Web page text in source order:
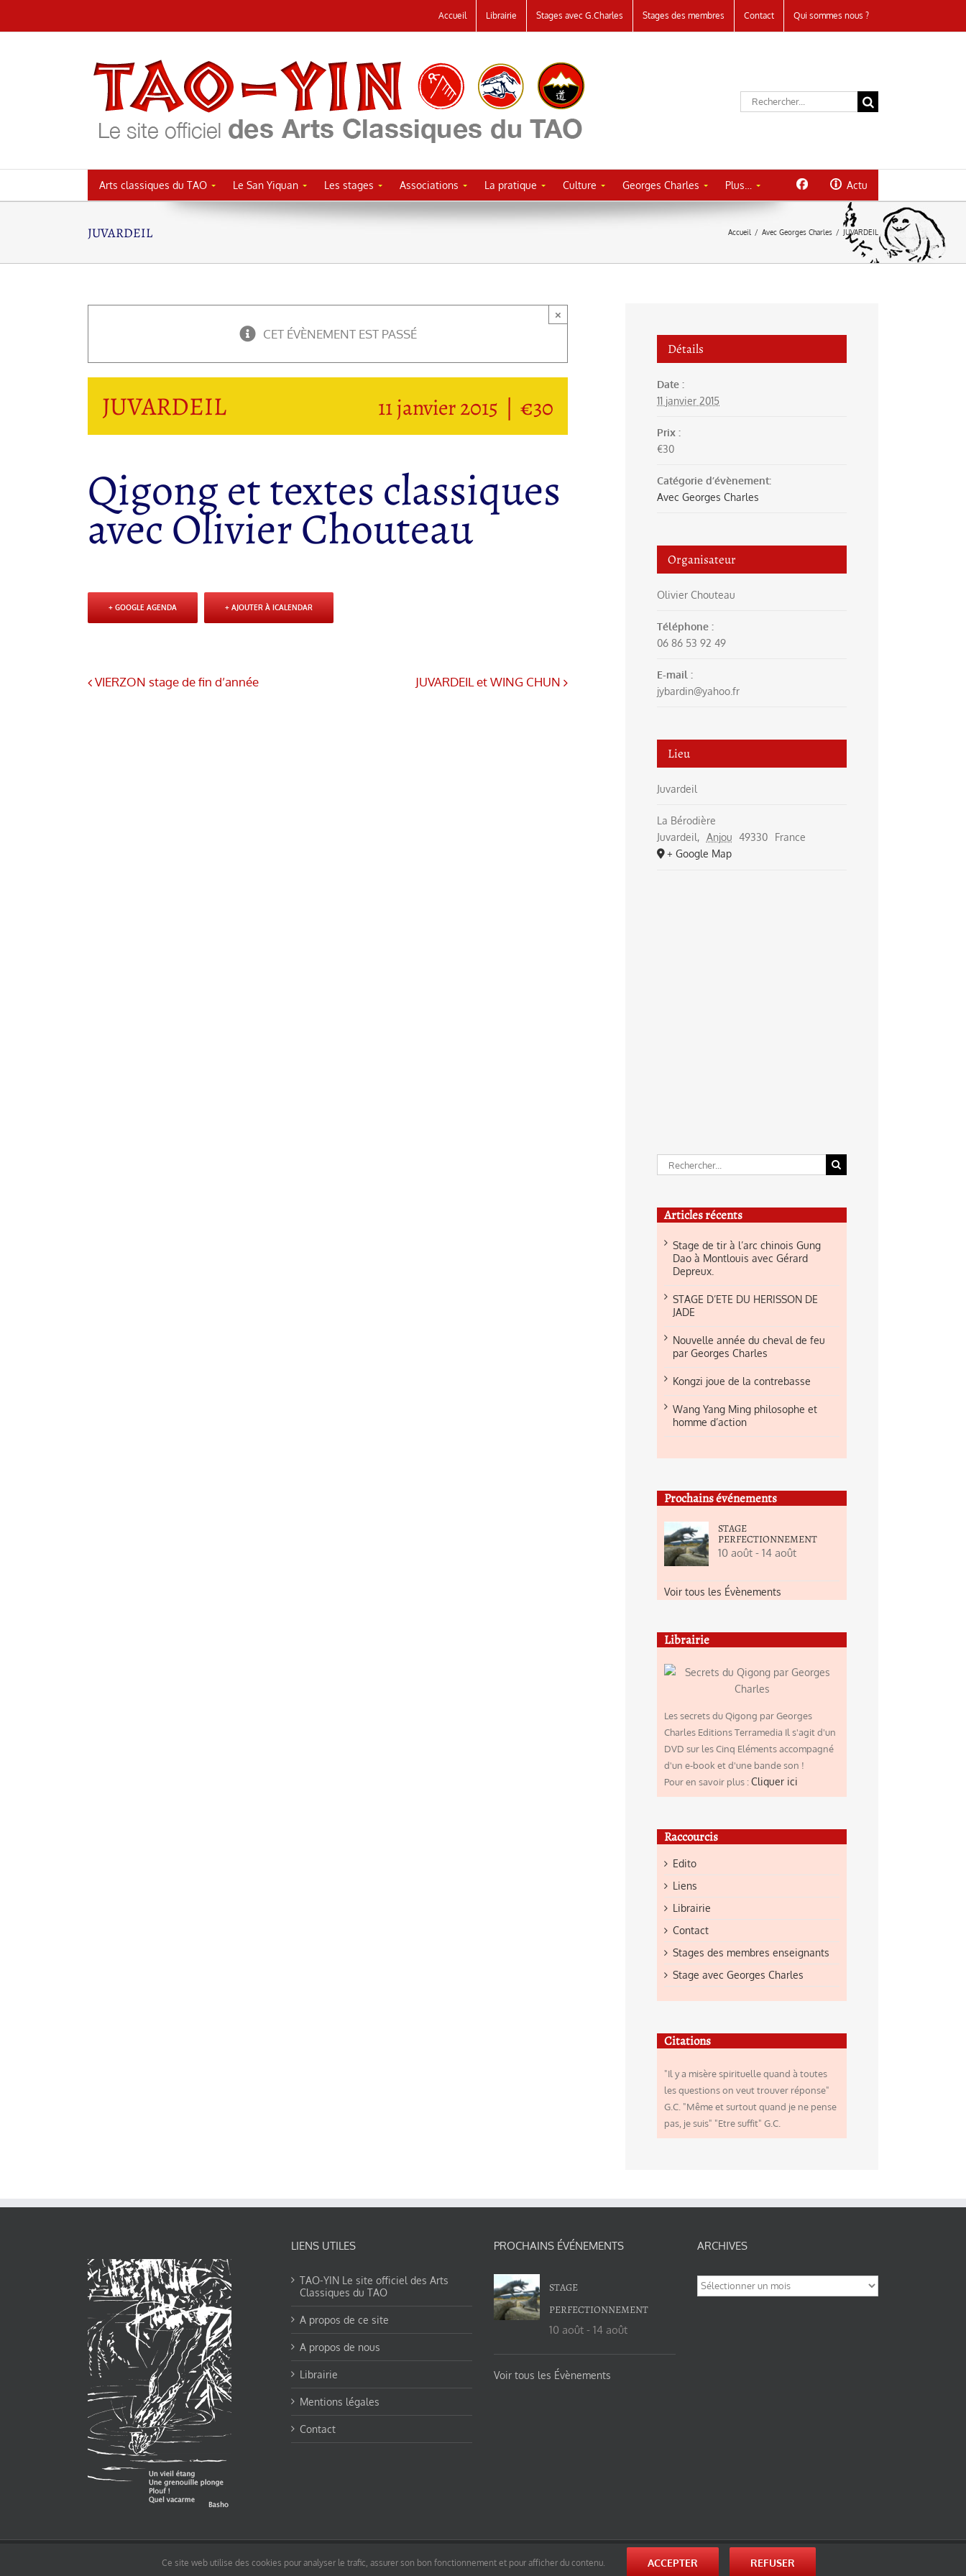
au
Accueil Librairie Stages avec G.Charles Stages des membres Contact Qui sommes nous ?
Rechercher:
Arts classiques du TAO Le San Yiquan Les stages Associations La pratique Culture Georges Charles Plus… Actu
JUVARDEIL Accueil / Avec Georges Charles / JUVARDEIL
CET ÉVÈNEMENT EST PASSÉ
×
JUVARDEIL 11 janvier 2015 | €30
Qigong et textes classiques
avec Olivier Chouteau
+ GOOGLE AGENDA + AJOUTER À ICALENDAR
VIERZON stage de fin d’année JUVARDEIL et WING CHUN
Détails
Date :
11 janvier 2015
Prix :
€30
Catégorie d’évènement:
Avec Georges Charles
Organisateur
Olivier Chouteau
Téléphone :
06 86 53 92 49
E-mail :
jybardin@yahoo.fr
Lieu
Juvardeil
La Bérodière
Juvardeil, Anjou 49330
France
+ Google Map
Rechercher:
Articles récents
Stage de tir à l’arc chinois Gung
Dao à Montlouis avec Gérard
Depreux.
STAGE D’ETE DU HERISSON DE
JADE
Nouvelle année du cheval de feu
par Georges Charles
Kongzi joue de la contrebasse
Wang Yang Ming philosophe et
homme d’action
Prochains événements
STAGE
PERFECTIONNEMENT
10 août- 14 août
Voir tous les Évènements
Librairie
Les secrets du Qigong par Georges
Charles Editions Terramedia Il s'agit d'un
DVD sur les Cinq Eléments accompagné
d'un e-book et d'une bande son !
Pour en savoir plus :Cliquer ici
Raccourcis
Edito
Liens
Librairie
Contact
Stages des membres enseignants
Stage avec Georges Charles
Citations
"Il y a misère spirituelle quand à toutes
les questions on veut trouver réponse"
G.C. "Même et surtout quand je ne pense
pas, je suis" "Etre suffit" G.C.
LIENS UTILES
TAO-YIN Le site officiel des Arts
Classiques du TAO
A propos de ce site
A propos de nous
Librairie
Mentions légales
Contact
PROCHAINS ÉVÉNEMENTS
STAGE
PERFECTIONNEMENT
10 août - 14 août
Voir tous les Évènements
ARCHIVES
Archives
pages non comprise par cette licence).Ce site web utilise des cookies pour analyser le trafic, assurer son bon fonctionnement et pour afficher du contenu. ACCEPTER REFUSER